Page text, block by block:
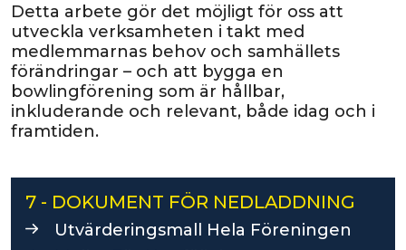
Detta arbete gör det möjligt för oss att
utveckla verksamheten i takt med
medlemmarnas behov och samhällets
förändringar – och att bygga en
bowlingförening som är hållbar,
inkluderande och relevant, både idag och i
framtiden.
7 - DOKUMENT FÖR NEDLADDNING
Utvärderingsmall Hela Föreningen